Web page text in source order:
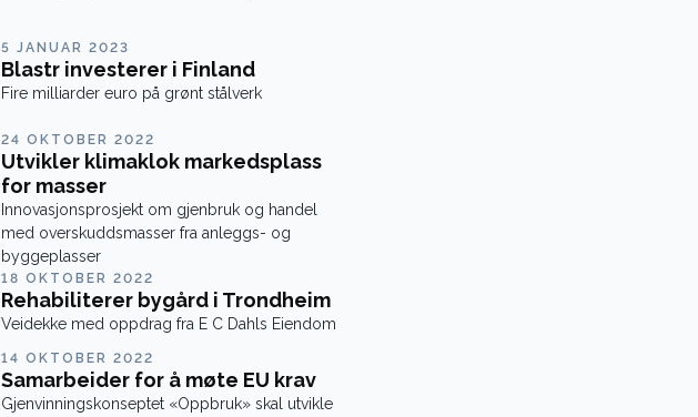
5 JANUAR 2023
Blastr investerer i Finland
Fire milliarder euro på grønt stålverk
24 OKTOBER 2022
Utvikler klimaklok markedsplass
for masser
Innovasjonsprosjekt om gjenbruk og handel
med overskuddsmasser fra anleggs- og
byggeplasser
18 OKTOBER 2022
Rehabiliterer bygård i Trondheim
Veidekke med oppdrag fra E C Dahls Eiendom
14 OKTOBER 2022
Samarbeider for å møte EU krav
Gjenvinningskonseptet «Oppbruk» skal utvikle